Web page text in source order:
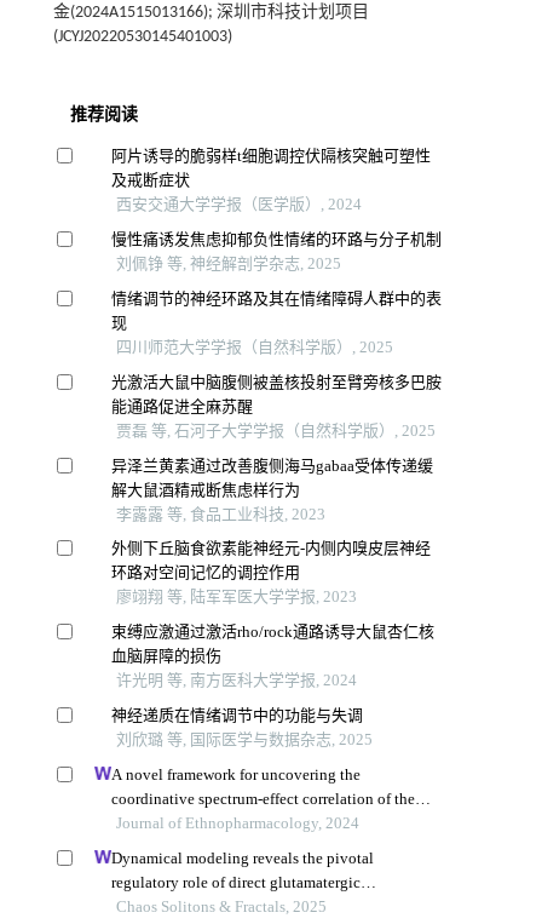
金(2024A1515013166); 深圳市科技计划项目
(JCYJ20220530145401003)